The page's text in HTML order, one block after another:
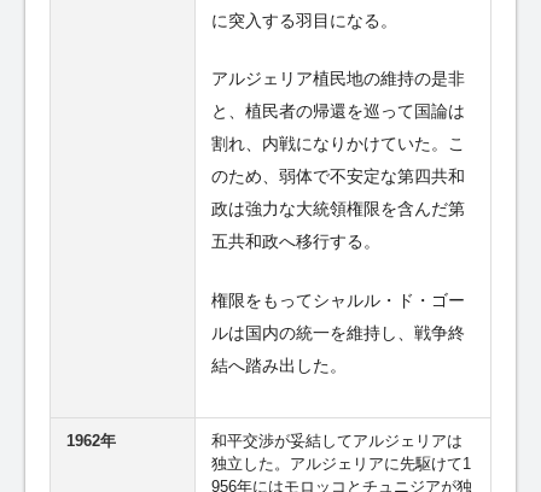
に突入する羽目になる。
アルジェリア植民地の維持の是非
と、植民者の帰還を巡って国論は
割れ、内戦になりかけていた。こ
のため、弱体で不安定な第四共和
政は強力な大統領権限を含んだ第
五共和政へ移行する。
権限をもってシャルル・ド・ゴー
ルは国内の統一を維持し、戦争終
結へ踏み出した。
1962年
和平交渉が妥結してアルジェリアは
独立した。アルジェリアに先駆けて1
956年にはモロッコとチュニジアが独